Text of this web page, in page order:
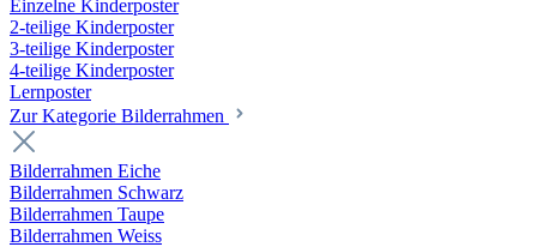
Einzelne Kinderposter
2-teilige Kinderposter
3-teilige Kinderposter
4-teilige Kinderposter
Lernposter
Zur Kategorie Bilderrahmen
Bilderrahmen Eiche
Bilderrahmen Schwarz
Bilderrahmen Taupe
Bilderrahmen Weiss